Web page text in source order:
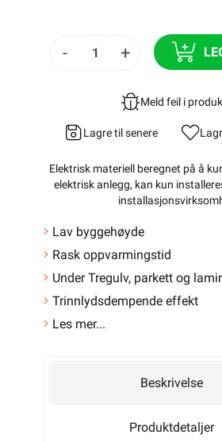
- +
Meld feil i
Lagre til senere
Elektrisk materiell beregnet på å
elektrisk anlegg, kan kun
Lav byggehøyde
Rask oppvarmingstid
Under Tregulv, parkett og
Trinnlydsdempende effekt
Les mer...
Beskrivelse
Produktdetaljer